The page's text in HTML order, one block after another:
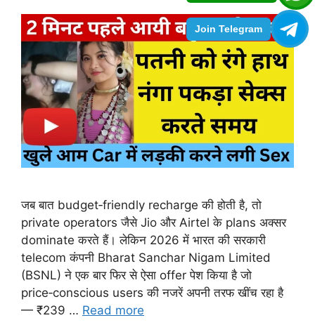
Join Telegram
जब बात budget‑friendly recharge की होती है, तो
private operators जैसे Jio और Airtel के plans अक्सर
dominate करते हैं। लेकिन 2026 में भारत की सरकारी
telecom कंपनी Bharat Sanchar Nigam Limited
(BSNL) ने एक बार फिर से ऐसा offer पेश किया है जो
price‑conscious users की नजरें अपनी तरफ खींच रहा है
— ₹239 … Read more